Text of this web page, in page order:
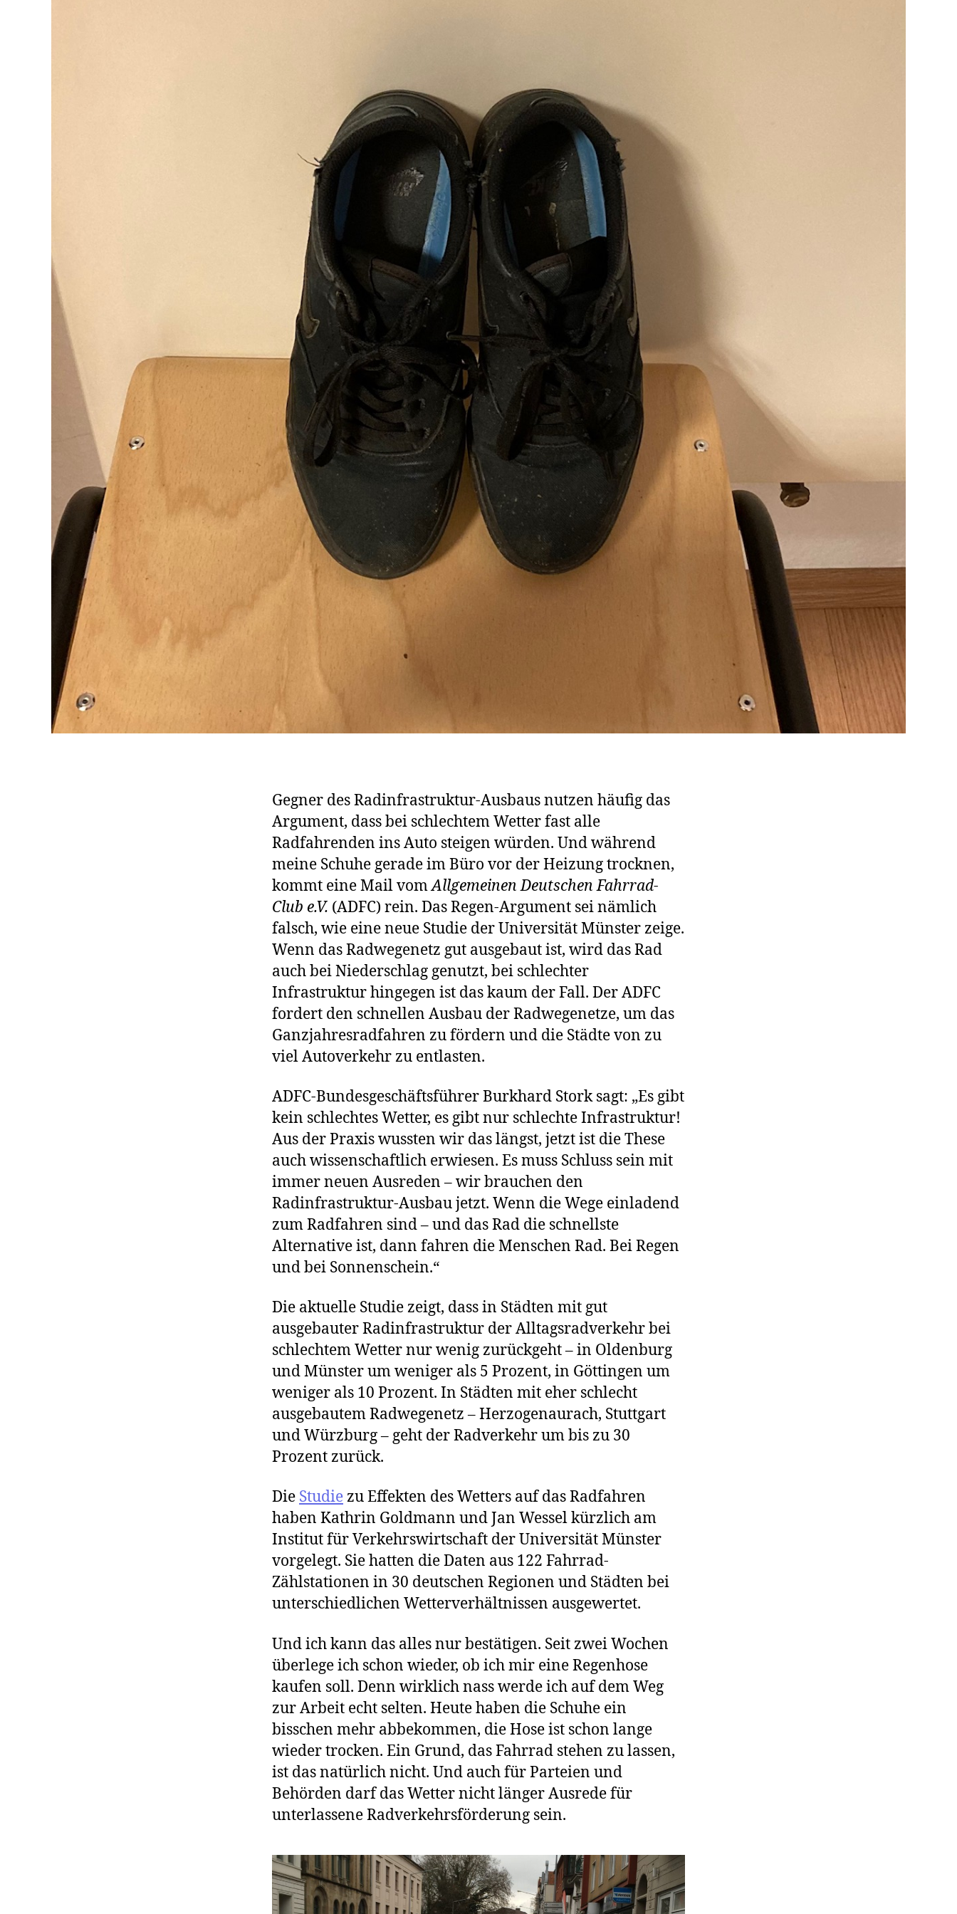
Gegner des Radinfrastruktur-Ausbaus nutzen häufig das
Argument, dass bei schlechtem Wetter fast alle
Radfahrenden ins Auto steigen würden. Und während
meine Schuhe gerade im Büro vor der Heizung trocknen,
kommt eine Mail vomAllgemeinen Deutschen Fahrrad-
Club e.V. (ADFC) rein. Das Regen-Argument sei nämlich
falsch, wie eine neue Studie der Universität Münster zeige.
Wenn das Radwegenetz gut ausgebaut ist, wird das Rad
auch bei Niederschlag genutzt, bei schlechter
Infrastruktur hingegen ist das kaum der Fall. Der ADFC
fordert den schnellen Ausbau der Radwegenetze, um das
Ganzjahresradfahren zu fördern und die Städte von zu
viel Autoverkehr zu entlasten.
ADFC-Bundesgeschäftsführer Burkhard Stork sagt: „Es gibt
kein schlechtes Wetter, es gibt nur schlechte Infrastruktur!
Aus der Praxis wussten wir das längst, jetzt ist die These
auch wissenschaftlich erwiesen. Es muss Schluss sein mit
immer neuen Ausreden – wir brauchen den
Radinfrastruktur-Ausbau jetzt. Wenn die Wege einladend
zum Radfahren sind – und das Rad die schnellste
Alternative ist, dann fahren die Menschen Rad. Bei Regen
und bei Sonnenschein.“
Die aktuelle Studie zeigt, dass in Städten mit gut
ausgebauter Radinfrastruktur der Alltagsradverkehr bei
schlechtem Wetter nur wenig zurückgeht – in Oldenburg
und Münster um weniger als 5 Prozent, in Göttingen um
weniger als 10 Prozent. In Städten mit eher schlecht
ausgebautem Radwegenetz – Herzogenaurach, Stuttgart
und Würzburg – geht der Radverkehr um bis zu 30
Prozent zurück.
Die Studiezu Effekten des Wetters auf das Radfahren
haben Kathrin Goldmann und Jan Wessel kürzlich am
Institut für Verkehrswirtschaft der Universität Münster
vorgelegt. Sie hatten die Daten aus 122 Fahrrad-
Zählstationen in 30 deutschen Regionen und Städten bei
unterschiedlichen Wetterverhältnissen ausgewertet.
Und ich kann das alles nur bestätigen. Seit zwei Wochen
überlege ich schon wieder, ob ich mir eine Regenhose
kaufen soll. Denn wirklich nass werde ich auf dem Weg
zur Arbeit echt selten. Heute haben die Schuhe ein
bisschen mehr abbekommen, die Hose ist schon lange
wieder trocken. Ein Grund, das Fahrrad stehen zu lassen,
ist das natürlich nicht. Und auch für Parteien und
Behörden darf das Wetter nicht länger Ausrede für
unterlassene Radverkehrsförderung sein.